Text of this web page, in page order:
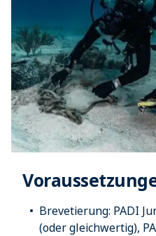
Brevetierung: PADI
(oder gleichwertig),